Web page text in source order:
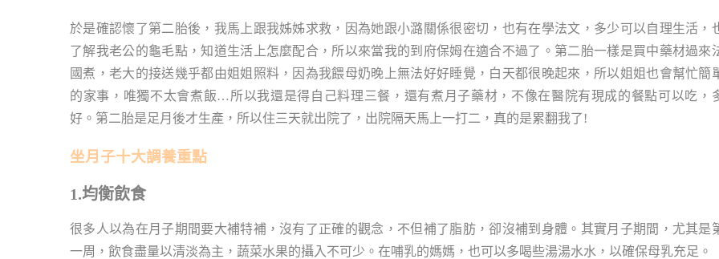
於是確認懷了第二胎後，我馬上跟我姊姊求救，因為她跟小潞關係很密切，也有在學法文，多少可以自理生活，
了解我老公的龜毛點，知道生活上怎麼配合，所以來當我的到府保姆在適合不過了。第二胎一樣是買中藥材過來
國煮，老大的接送幾乎都由姐姐照料，因為我餵母奶晚上無法好好睡覺，白天都很晚起來，所以姐姐也會幫忙簡
的家事，唯獨不太會煮飯…所以我還是得自己料理三餐，還有煮月子藥材，不像在醫院有現成的餐點可以吃，
好。第二胎是足月後才生產，所以住三天就出院了，出院隔天馬上一打二，真的是累翻我了!
坐月子十大調養重點
1.均衡飲食
很多人以為在月子期間要大補特補，沒有了正確的觀念，不但補了脂肪，卻沒補到身體。其實月子期間，尤其是
一周，飲食盡量以清淡為主，蔬菜水果的攝入不可少。在哺乳的媽媽，也可以多喝些湯湯水水，以確保母乳充足。